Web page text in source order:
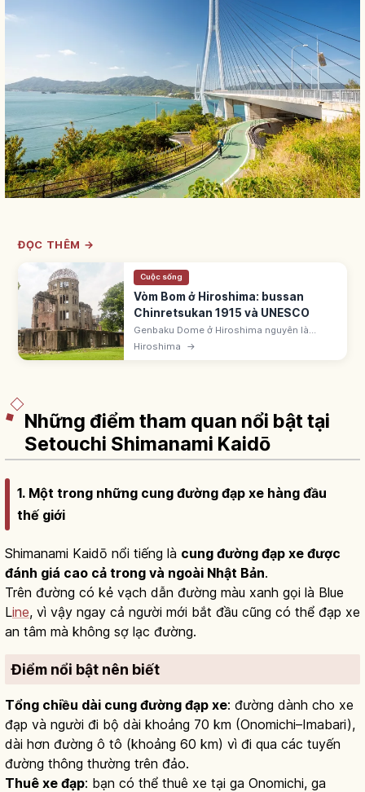
ĐỌC THÊM →
Cuộc sống
Vòm Bom ở Hiroshima: bussan
Chinretsukan 1915 và UNESCO
Genbaku Dome ở Hiroshima nguyên là
Bussan Chinretsukan xây 1915 do kiến trúc
Hiroshima →
Những điểm tham quan nổi bật tại
Setouchi Shimanami Kaidō
1. Một trong những cung đường đạp xe hàng đầu
thế giới
Shimanami Kaidō nổi tiếng là cung đường đạp xe được
đánh giá cao cả trong và ngoài Nhật Bản.
Trên đường có kẻ vạch dẫn đường màu xanh gọi là Blue
Line, vì vậy ngay cả người mới bắt đầu cũng có thể đạp xe
an tâm mà không sợ lạc đường.
Điểm nổi bật nên biết
Tổng chiều dài cung đường đạp xe: đường dành cho xe
đạp và người đi bộ dài khoảng 70 km (Onomichi–Imabari),
dài hơn đường ô tô (khoảng 60 km) vì đi qua các tuyến
đường thông thường trên đảo.
Thuê xe đạp: bạn có thể thuê xe tại ga Onomichi, ga